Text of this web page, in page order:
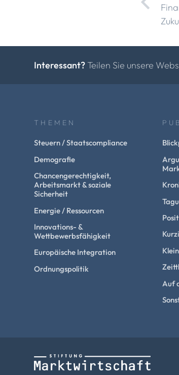
Interessant? Teilen Sie unsere
THEMEN
Steuern / Staatscompliance
Demografie
Chancengerechtigkeit,
Arbeitsmarkt & soziale
Sicherheit
Energie / Ressourcen
Innovations- &
Wettbewerbsfähigkeit
Europäische Integration
Ordnungspolitik
Auf